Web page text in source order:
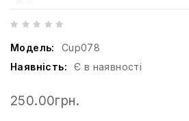
Модель:
Cup078
Наявність:
Є в наявності
250.00грн.